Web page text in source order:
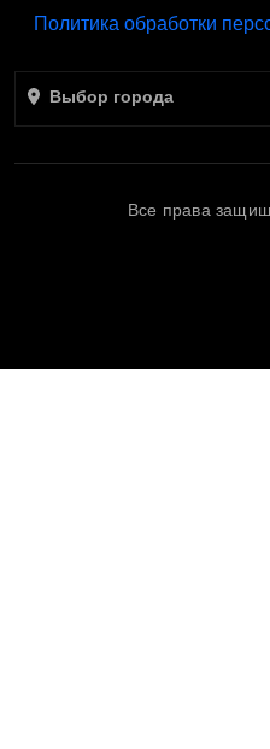
Политика обработки
Выбор города
Все права